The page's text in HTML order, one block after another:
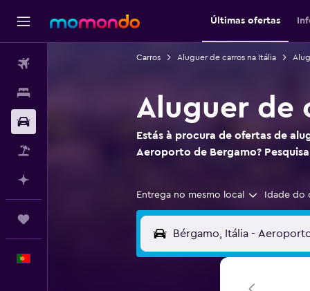
Últimas ofertas
Carros Aluguer de carros na Itália
Aluguer de
Estás à procura de ofertas de
Aeroporto de Bergamo?
Entrega no mesmo local Idade do